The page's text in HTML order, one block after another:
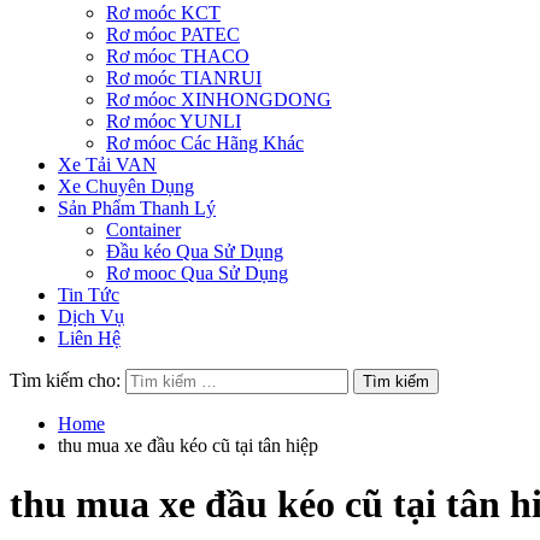
Rơ moóc KCT
Rơ móoc PATEC
Rơ móoc THACO
Rơ moóc TIANRUI
Rơ móoc XINHONGDONG
Rơ móoc YUNLI
Rơ móoc Các Hãng Khác
Xe Tải VAN
Xe Chuyên Dụng
Sản Phẩm Thanh Lý
Container
Đầu kéo Qua Sử Dụng
Rơ mooc Qua Sử Dụng
Tin Tức
Dịch Vụ
Liên Hệ
Tìm kiếm cho:
Home
thu mua xe đầu kéo cũ tại tân hiệp
thu mua xe đầu kéo cũ tại tân